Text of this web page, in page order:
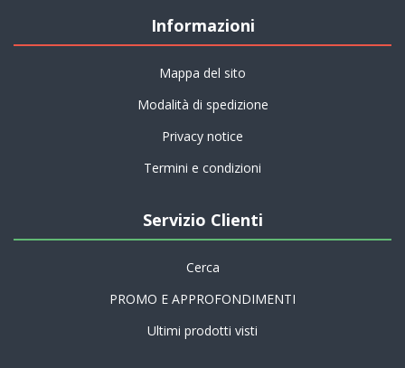
Informazioni
Mappa del sito
Modalità di spedizione
Privacy notice
Termini e condizioni
Servizio Clienti
Cerca
PROMO E APPROFONDIMENTI
Ultimi prodotti visti